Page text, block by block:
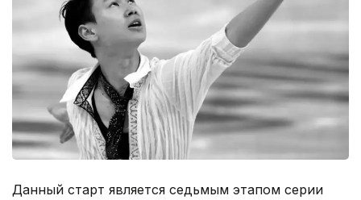
Данный старт является седьмым этапом серии